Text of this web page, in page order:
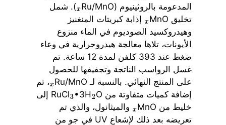
المدعومة بالروثينيوم (Ru/MnO
x). شمل
تخليق MnO
x إذابة كبريتات المنغنيز
وهيدروكسيد الصوديوم في الماء منزوع
الأيونات، تلاها معالجة هيدروحرارية في وعاء
ضغط عند 393 كلفن لمدة 12 ساعة. تم
غسل الرواسب الناتجة وتجفيفها للحصول
على المنتج النهائي. بالنسبة لـ Ru/MnO
x، تم
إضافة كميات متفاوتة من RuCl
3•3H2
O إلى
خليط من MnO
x والميثانول، والذي تم
تعريضه بعد ذلك لإشعاع UV في جو من